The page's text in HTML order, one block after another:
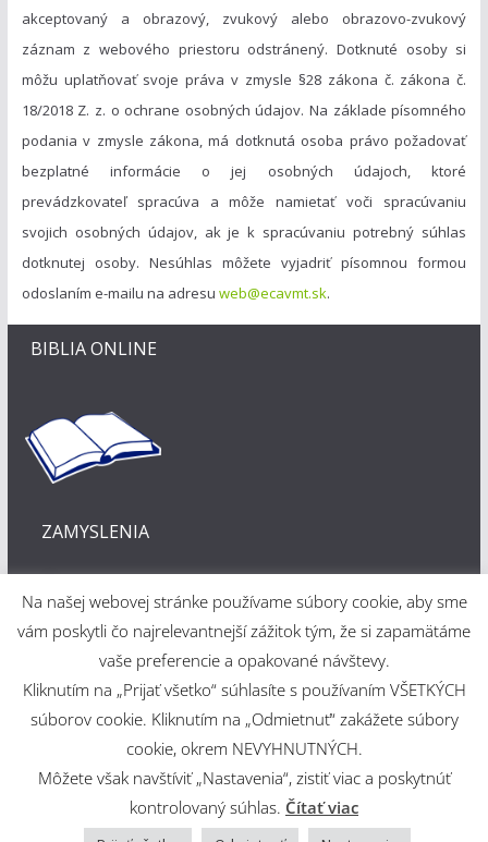
akceptovaný a obrazový, zvukový alebo obrazovo-zvukový
záznam z webového priestoru odstránený. Dotknuté osoby si
môžu uplatňovať svoje práva v zmysle §28 zákona č. zákona č.
18/2018 Z. z. o ochrane osobných údajov. Na základe písomného
podania v zmysle zákona, má dotknutá osoba právo požadovať
bezplatné informácie o jej osobných údajoch, ktoré
prevádzkovateľ spracúva a môže namietať voči spracúvaniu
svojich osobných údajov, ak je k spracúvaniu potrebný súhlas
dotknutej osoby. Nesúhlas môžete vyjadriť písomnou formou
odoslaním e-mailu na adresu web@ecavmt.sk.
BIBLIA ONLINE
ZAMYSLENIA
Webové riešenie
Martin Šajdák
Copyright © 2026Evanjelický a. v. cirkevný zbor v Martine
Na našej webovej stránke používame súbory cookie, aby sme
vám poskytli čo najrelevantnejší zážitok tým, že si zapamätáme
vaše preferencie a opakované návštevy.
Kliknutím na „Prijať všetko“ súhlasíte s používaním VŠETKÝCH
súborov cookie. Kliknutím na „Odmietnuť“ zakážete súbory
cookie, okrem NEVYHNUTNÝCH.
Môžete však navštíviť „Nastavenia“, zistiť viac a poskytnúť
kontrolovaný súhlas. Čítať viac